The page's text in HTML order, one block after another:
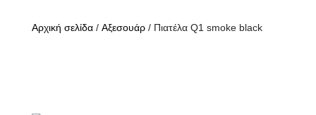
Αρχική σελίδα/ Αξεσουάρ/ Πιατέλα Q1 smoke black